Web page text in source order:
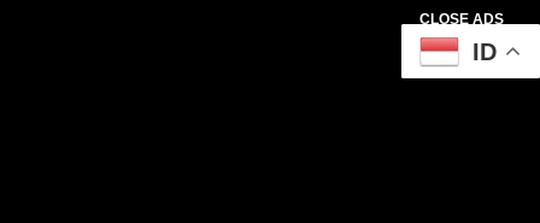
CLOSE ADS
ID